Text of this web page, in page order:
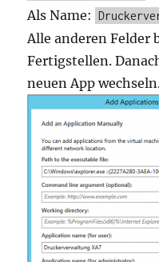
Als Name:
Alle anderen Felder
Fertigstellen.
neuen App